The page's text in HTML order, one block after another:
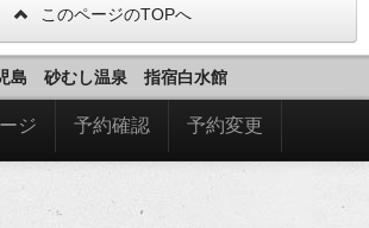
このページのTOPへ
島 砂むし温泉 指宿白水館
ジ 予約確認 予約変更